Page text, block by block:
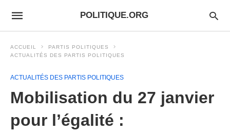
POLITIQUE.ORG
ACCUEIL
PARTIS POLITIQUES
ACTUALITÉS DES PARTIS POLITIQUES
ACTUALITÉS DES PARTIS POLITIQUES
Mobilisation du 27 janvier
pour l’égalité :